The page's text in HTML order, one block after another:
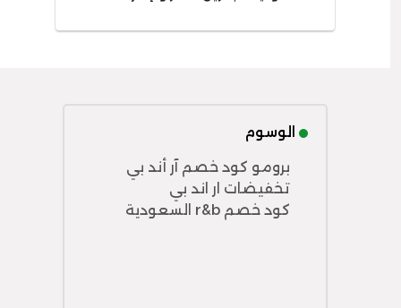
الوسوم
برومو كود خصم آر أند بي
تخفيضات ار اند بي
كود خصم r&b السعودية